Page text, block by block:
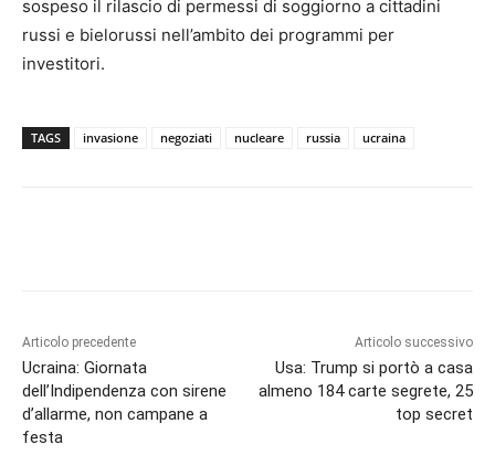
sospeso il rilascio di permessi di soggiorno a cittadini
russi e bielorussi nell’ambito dei programmi per
investitori.
TAGS invasione negoziati nucleare russia ucraina
Articolo precedente
Ucraina: Giornata
dell’Indipendenza con sirene
d’allarme, non campane a
festa
Articolo successivo
Usa: Trump si portò a casa
almeno 184 carte segrete, 25
top secret